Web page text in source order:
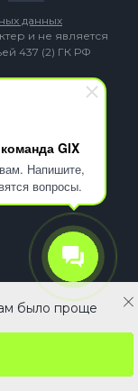
GIX
Напишите,
вопросы.
и не является
437 (2) ГК РФ
данных
В корзину
было проще